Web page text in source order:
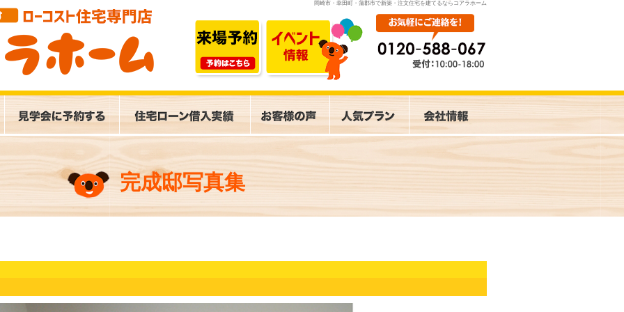
岡崎市・幸田町・蒲郡市で新築・注文住宅を建てるならコアラホーム
完成邸写真集